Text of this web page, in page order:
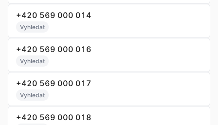
+420 569 000 014
Vyhledat
+420 569 000 016
Vyhledat
+420 569 000 017
Vyhledat
+420 569 000 018